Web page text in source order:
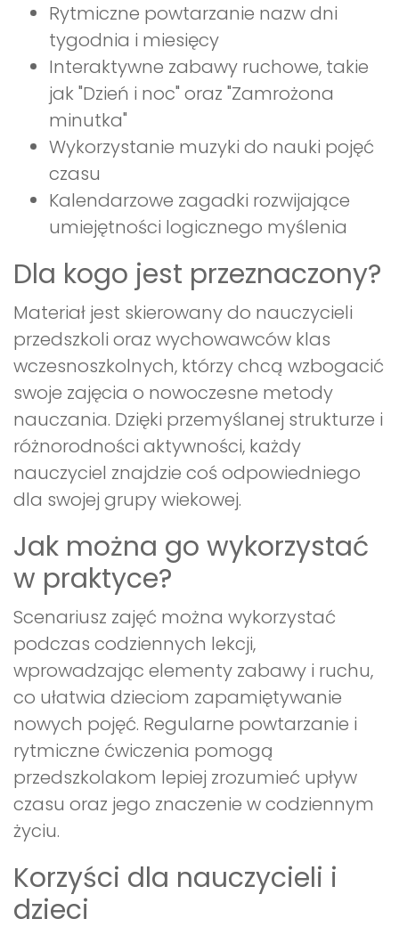
Rytmiczne powtarzanie nazw dni
tygodnia i miesięcy
Interaktywne zabawy ruchowe, takie
jak "Dzień i noc" oraz "Zamrożona
minutka"
Wykorzystanie muzyki do nauki pojęć
czasu
Kalendarzowe zagadki rozwijające
umiejętności logicznego myślenia
Dla kogo jest przeznaczony?
Materiał jest skierowany do nauczycieli
przedszkoli oraz wychowawców klas
wczesnoszkolnych, którzy chcą wzbogacić
swoje zajęcia o nowoczesne metody
nauczania. Dzięki przemyślanej strukturze i
różnorodności aktywności, każdy
nauczyciel znajdzie coś odpowiedniego
dla swojej grupy wiekowej.
Jak można go wykorzystać
w praktyce?
Scenariusz zajęć można wykorzystać
podczas codziennych lekcji,
wprowadzając elementy zabawy i ruchu,
co ułatwia dzieciom zapamiętywanie
nowych pojęć. Regularne powtarzanie i
rytmiczne ćwiczenia pomogą
przedszkolakom lepiej zrozumieć upływ
czasu oraz jego znaczenie w codziennym
życiu.
Korzyści dla nauczycieli i
dzieci